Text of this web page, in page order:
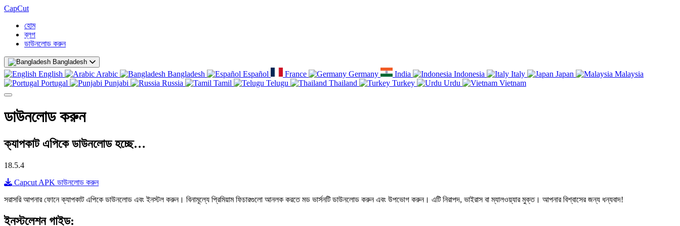
CapCut
হোম
ব্লগ
ডাউনলোড করুন
Bangladesh
English Arabic Bangladesh Español France Germany India Indonesia Italy Japan
Malaysia
Portugal
Punjabi Russia Tamil Telugu Thailand Turkey Urdu Vietnam
ডাউনলোড করুন
ক্যাপকাট এপিকে ডাউনলোড হচ্ছে…
18.5.4
Capcut APK ডাউনলোড করুন
সরাসরি আপনার ফোনে ক্যাপকাট এপিকে ডাউনলোড এবং ইনস্টল করুন। বিনামূল্যে প্রিমিয়াম ফিচারগুলো আনলক করতে মড ভার্সনটি ডাউনলোড করুন এবং উপভোগ করুন। এটি নিরাপদ, ভাইরাস বা ম্যালওয়্যার মুক্ত। আপনার বিশ্বাসের জন্য ধন্যবাদ!
ইনস্টলেশন গাইড: